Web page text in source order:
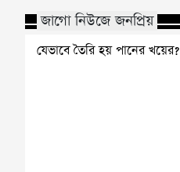
জাগো নিউজে জনপ্রিয়
যেভাবে তৈরি হয় পানের খয়ের?